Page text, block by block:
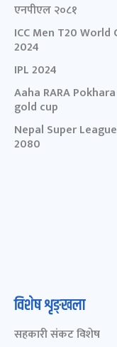
एनपीएल २०८१
ICC Men T20 World
2024
IPL 2024
Aaha RARA Pokhara
gold cup
Nepal Super
2080
विशेष शृङ्खला
सहकारी संकट विशेष